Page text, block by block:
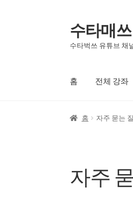
수타매
수타벅쓰 유튜브 채
홈 전체 강좌
홈 자주 묻는
자주